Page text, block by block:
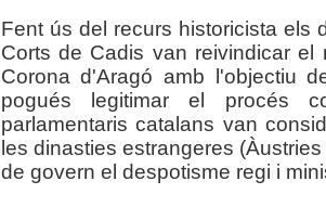
Fent ús del recurs historicista els
Corts de Cadis van reivindicar
Corona d'Aragó amb l'objectiu
pogués legitimar el procés
parlamentaris catalans van
les dinasties estrangeres
de govern el despotisme regi i